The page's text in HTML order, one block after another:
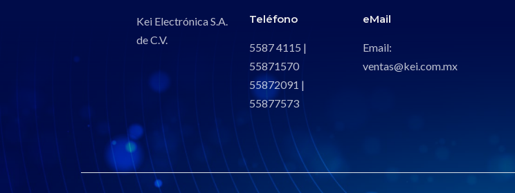
Kei Electrónica S.A.
de C.V.
Teléfono
5587 4115 |
55871570
55872091 |
55877573
eMail
Email:
ventas@kei.com.mx